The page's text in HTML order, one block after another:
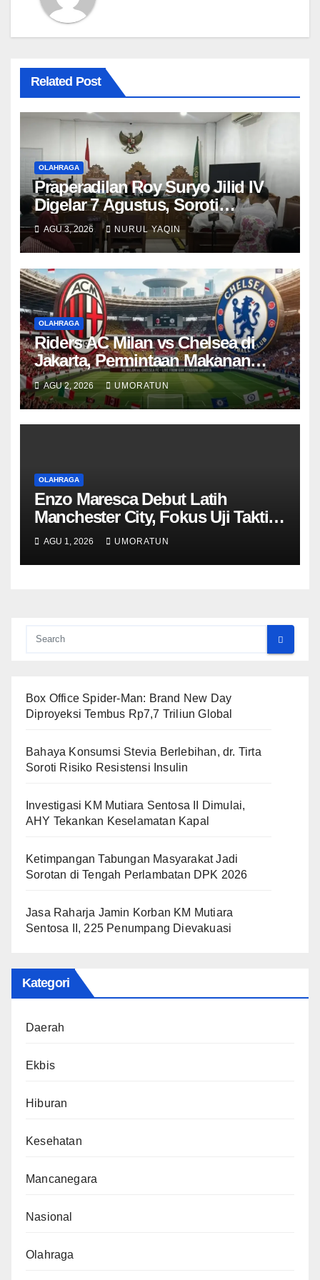
Related Post
OLAHRAGA
Praperadilan Roy Suryo Jilid IV
Digelar 7 Agustus, Soroti
Pencekalan
AGU 3, 2026 NURUL YAQIN
OLAHRAGA
Riders AC Milan vs Chelsea di
Jakarta, Permintaan Makanan
Klub Ternyata Berbeda
AGU 2, 2026 UMORATUN
OLAHRAGA
Enzo Maresca Debut Latih
Manchester City, Fokus Uji Taktik
saat Lawan Inter
AGU 1, 2026 UMORATUN
Box Office Spider-Man: Brand New Day
Diproyeksi Tembus Rp7,7 Triliun Global
Bahaya Konsumsi Stevia Berlebihan, dr. Tirta
Soroti Risiko Resistensi Insulin
Investigasi KM Mutiara Sentosa II Dimulai,
AHY Tekankan Keselamatan Kapal
Ketimpangan Tabungan Masyarakat Jadi
Sorotan di Tengah Perlambatan DPK 2026
Jasa Raharja Jamin Korban KM Mutiara
Sentosa II, 225 Penumpang Dievakuasi
Kategori
Daerah
Ekbis
Hiburan
Kesehatan
Mancanegara
Nasional
Olahraga